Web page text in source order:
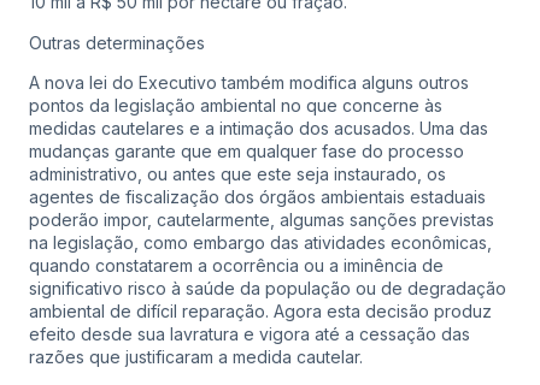
Outras determinações
A nova lei do Executivo também modifica alguns outros
pontos da legislação ambiental no que concerne às
medidas cautelares e a intimação dos acusados. Uma das
mudanças garante que em qualquer fase do processo
administrativo, ou antes que este seja instaurado, os
agentes de fiscalização dos órgãos ambientais estaduais
poderão impor, cautelarmente, algumas sanções previstas
na legislação, como embargo das atividades econômicas,
quando constatarem a ocorrência ou a iminência de
significativo risco à saúde da população ou de degradação
ambiental de difícil reparação. Agora esta decisão produz
efeito desde sua lavratura e vigora até a cessação das
razões que justificaram a medida cautelar.